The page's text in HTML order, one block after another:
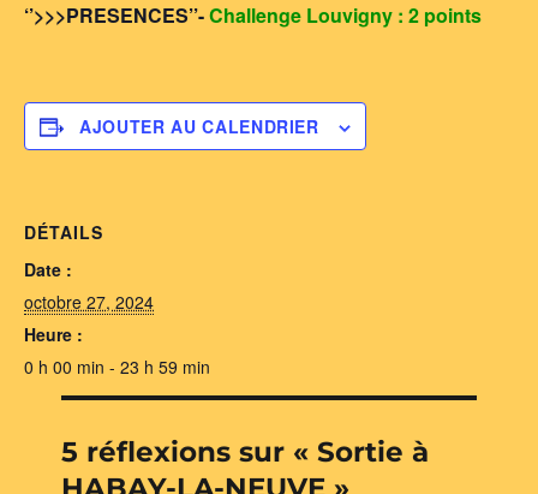
‘’>>>PRESENCES’’-Challenge Louvigny : 2 points
AJOUTER AU CALENDRIER
DÉTAILS
Date :
octobre 27, 2024
Heure :
0 h 00 min - 23 h 59 min
5 réflexions sur « Sortie à